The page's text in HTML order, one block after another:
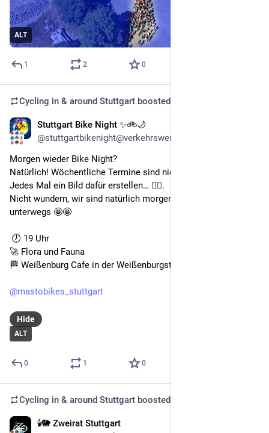
ALT
1 2 0
Cycling in & around Stuttgart boosted
Stuttgart Bike Night ✨🚲🌙
@stuttgartbikenight@verkehrswende.social
Morgen wieder Bike Night?
Natürlich! Wöchentliche Termine sind nicht zu unterschätzen.
Jedes Mal ein Bild dafür erstellen… 😮‍💨.
Nicht wundern, wir sind natürlich morgen auch wieder
unterwegs 🤩🤩
🕖 19 Uhr
🚀 Flora und Fauna
🏁 Weißenburg Cafe in der Weißenburgstraße 28a
@mastobikes_stuttgart
ALT
Hide
0 1 0
Cycling in & around Stuttgart boosted
🕯️🐘 Zweirat Stuttgart